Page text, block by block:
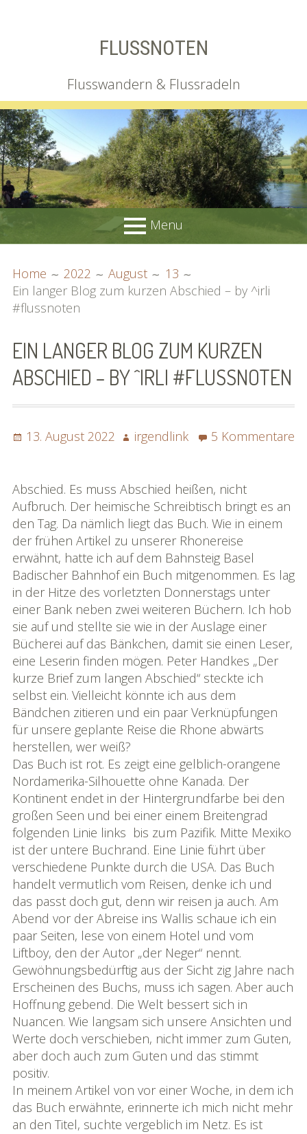
FLUSSNOTEN
Flusswandern & Flussradeln
Menu
MENU
Irgendlink
Kontakt
Spenden
Die Rheinreise
Die Rhônereise
eBook »Rheinreise«
eBook »Rhônereise«
»Rhônereise« im Detail
Karte »Rhônereise«
Bildgalerie
»Rhônereise«
Podchäschtli
»Rhônereise«
FAQ
Home 2022 August
13
Ein langer Blog zum kurzen Abschied – by ^irli
#flussnoten
EIN LANGER BLOG ZUM KURZEN
ABSCHIED – BY ^IRLI #FLUSSNOTEN
Posted
13. August 2022 Author
irgendlink
5 Kommentare
langer
Blog
zum
kurzen
Abschied
–
by
^irli
#flussnoten
Abschied. Es muss Abschied heißen, nicht
Aufbruch. Der heimische Schreibtisch bringt es an
den Tag. Da nämlich liegt das Buch. Wie in einem
der frühen Artikel zu unserer Rhonereise
erwähnt, hatte ich auf dem Bahnsteig Basel
Badischer Bahnhof ein Buch mitgenommen. Es lag
in der Hitze des vorletzten Donnerstags unter
einer Bank neben zwei weiteren Büchern. Ich hob
sie auf und stellte sie wie in der Auslage einer
Bücherei auf das Bänkchen, damit sie einen Leser,
eine Leserin finden mögen. Peter Handkes „Der
kurze Brief zum langen Abschied“ steckte ich
selbst ein. Vielleicht könnte ich aus dem
Bändchen zitieren und ein paar Verknüpfungen
für unsere geplante Reise die Rhone abwärts
herstellen, wer weiß?
Das Buch ist rot. Es zeigt eine gelblich-orangene
Nordamerika-Silhouette ohne Kanada. Der
Kontinent endet in der Hintergrundfarbe bei den
großen Seen und bei einer einem Breitengrad
folgenden Linie links bis zum Pazifik. Mitte Mexiko
ist der untere Buchrand. Eine Linie führt über
verschiedene Punkte durch die USA. Das Buch
handelt vermutlich vom Reisen, denke ich und
das passt doch gut, denn wir reisen ja auch. Am
Abend vor der Abreise ins Wallis schaue ich ein
paar Seiten, lese von einem Hotel und vom
Liftboy, den der Autor „der Neger“ nennt.
Gewöhnungsbedürftig aus der Sicht zig Jahre nach
Erscheinen des Buchs, muss ich sagen. Aber auch
Hoffnung gebend. Die Welt bessert sich in
Nuancen. Wie langsam sich unsere Ansichten und
Werte doch verschieben, nicht immer zum Guten,
aber doch auch zum Guten und das stimmt
positiv.
In meinem Artikel von vor einer Woche, in dem ich
das Buch erwähnte, erinnerte ich mich nicht mehr
an den Titel, suchte vergeblich im Netz. Es ist